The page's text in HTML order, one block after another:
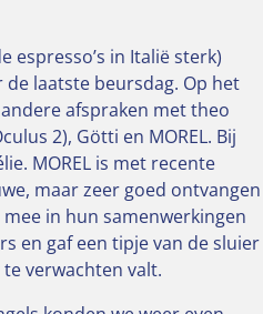
espresso’s in Italië sterk)
laatste beursdag. Op het
afspraken met theo
2), Götti en MOREL. Bij
MOREL is met recente
maar zeer goed ontvangen
in hun samenwerkingen
en gaf een tipje van de sluier
verwachten valt.